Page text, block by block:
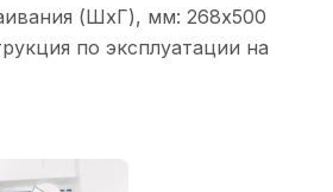
(ШхГ), мм: 268х500
по эксплуатации на